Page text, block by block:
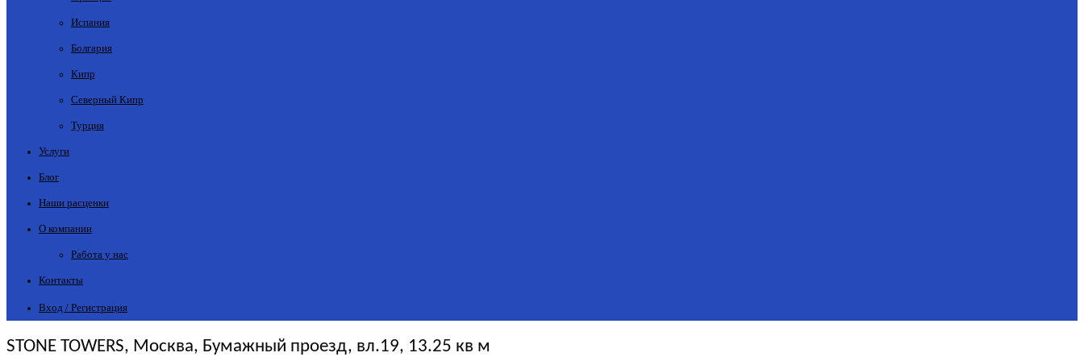
Испания
Болгария
Кипр
Северный Кипр
Турция
Услуги
Блог
Наши расценки
О компании
Работа у нас
Контакты
Вход / Регистрация
STONE TOWERS, Москва, Бумажный проезд, вл.19, 13.25 кв м